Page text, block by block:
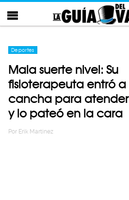
Deportes
Mala suerte nivel: Su
fisioterapeuta entró a
cancha para atender
y lo pateó en la cara
Por Erik Martinez